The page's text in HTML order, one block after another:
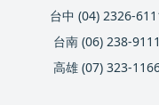
台中 (04) 2326-
台南 (06) 238-9111
高雄 (07) 323-